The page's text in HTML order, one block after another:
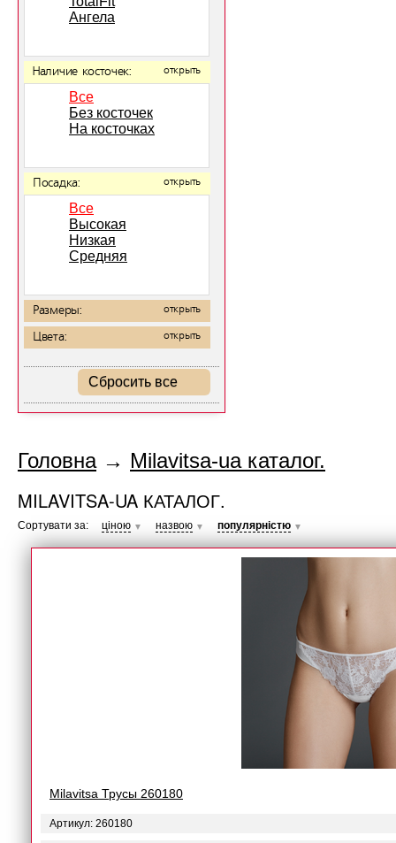
Ангела
Наличие косточек: открыть
Все
Без косточек
На косточках
Посадка: открыть
Все
Высокая
Низкая
Средняя
Размеры: открыть
Цвета: открыть
Сбросить все
Головна→ Milavitsa-ua каталог.
MILAVITSA-UA КАТАЛОГ.
Сортувати за: ціною ▼ назвою ▼ популярністю ▼
Milavitsa Трусы 260180
Артикул: 260180